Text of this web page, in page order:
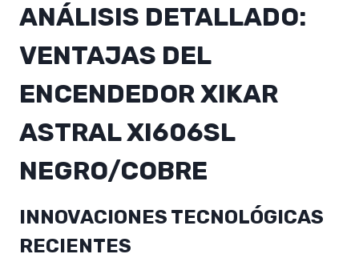
ANÁLISIS DETALLADO:
VENTAJAS DEL
ENCENDEDOR XIKAR
ASTRAL XI606SL
NEGRO/COBRE
INNOVACIONES TECNOLÓGICAS
RECIENTES